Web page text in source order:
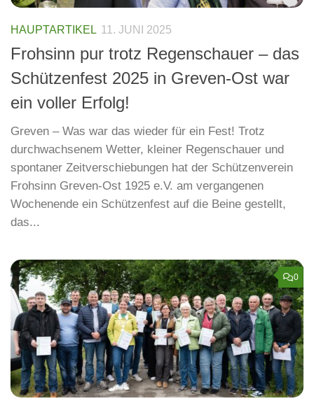
HAUPTARTIKEL 11. JUNI 2025
Frohsinn pur trotz Regenschauer – das
Schützenfest 2025 in Greven-Ost war
ein voller Erfolg!
Greven – Was war das wieder für ein Fest! Trotz
durchwachsenem Wetter, kleiner Regenschauer und
spontaner Zeitverschiebungen hat der Schützenverein
Frohsinn Greven-Ost 1925 e.V. am vergangenen
Wochenende ein Schützenfest auf die Beine gestellt,
das...
0